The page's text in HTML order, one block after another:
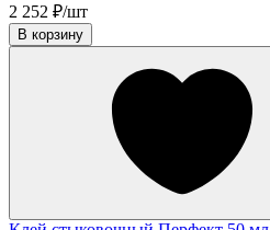
2 252 ₽/шт
В корзину